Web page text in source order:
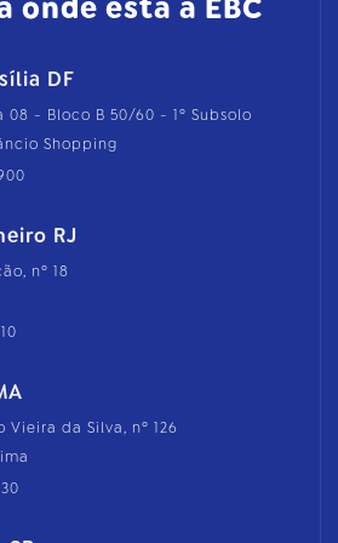
onde está a EBC
DF
08 - Bloco B 50/60 - 1º Subsolo
Shopping
RJ
nº 18
Vieira da Silva, nº 126